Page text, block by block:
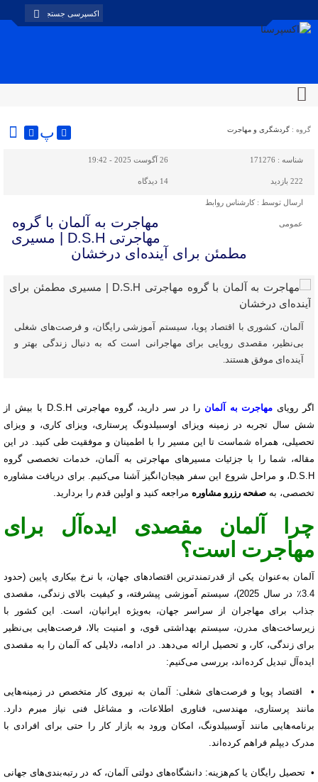
گروه : گردشگری و مهاجرت پ
شناسه : 171276 26 آگوست 2025 - 19:42
222 بازدید 14 دیدگاه
ارسال توسط :کارشناس روابط
عمومی
مهاجرت به آلمان با گروه
مهاجرتی D.S.H | مسیری
مطمئن برای آینده‌ای درخشان
آلمان، کشوری با اقتصاد پویا، سیستم آموزشی رایگان، و فرصت‌های شغلی
بی‌نظیر، مقصدی رویایی برای مهاجرانی است که به دنبال زندگی بهتر و
آینده‌ای موفق هستند.
اگر رویایمهاجرت به آلمان
را در سر دارید، گروه مهاجرتی D.S.H با بیش از
شش سال تجربه در زمینه ویزای اوسبیلدونگ پرستاری، ویزای کاری، و ویزای
تحصیلی، همراه شماست تا این مسیر را با اطمینان و موفقیت طی کنید. در این
مقاله، شما را با جزئیات مسیرهای مهاجرتی به آلمان، خدمات تخصصی گروه
D.S.H، و مراحل شروع این سفر هیجان‌انگیز آشنا می‌کنیم. برای دریافت مشاوره
تخصصی، به صفحه رزرو مشاوره مراجعه کنید و اولین قدم را بردارید.
چرا آلمان مقصدی ایده‌آل برای
مهاجرت است؟
آلمان به‌عنوان یکی از قدرتمندترین اقتصادهای جهان، با نرخ بیکاری پایین (حدود
3.4٪ در سال 2025)، سیستم آموزشی پیشرفته، و کیفیت بالای زندگی، مقصدی
جذاب برای مهاجران از سراسر جهان، به‌ویژه ایرانیان، است. این کشور با
زیرساخت‌های مدرن، سیستم بهداشتی قوی، و امنیت بالا، فرصت‌هایی بی‌نظیر
برای زندگی، کار، و تحصیل ارائه می‌دهد. در ادامه، دلایلی که آلمان را به مقصدی
ایده‌آل تبدیل کرده‌اند، بررسی می‌کنیم:
• اقتصاد پویا و فرصت‌های شغلی: آلمان به نیروی کار متخصص در زمینه‌هایی
مانند پرستاری، مهندسی، فناوری اطلاعات، و مشاغل فنی نیاز مبرم دارد.
برنامه‌هایی مانند آوسبیلدونگ، امکان ورود به بازار کار را حتی برای افرادی با
مدرک دیپلم فراهم کرده‌اند.
• تحصیل رایگان یا کم‌هزینه: دانشگاه‌های دولتی آلمان، که در رتبه‌بندی‌های جهانی